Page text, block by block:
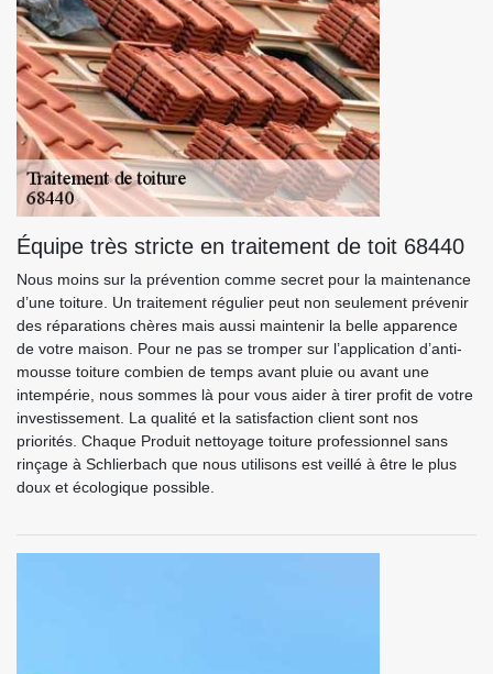
Équipe très stricte en traitement de toit 68440
Nous moins sur la prévention comme secret pour la maintenance
d’une toiture. Un traitement régulier peut non seulement prévenir
des réparations chères mais aussi maintenir la belle apparence
de votre maison. Pour ne pas se tromper sur l’application d’anti-
mousse toiture combien de temps avant pluie ou avant une
intempérie, nous sommes là pour vous aider à tirer profit de votre
investissement. La qualité et la satisfaction client sont nos
priorités. Chaque Produit nettoyage toiture professionnel sans
rinçage à Schlierbach que nous utilisons est veillé à être le plus
doux et écologique possible.